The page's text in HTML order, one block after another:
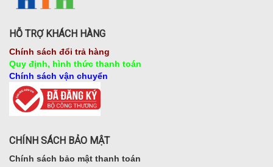
HỖ TRỢ KHÁCH HÀNG
Chính sách đổi trả hàng
Quy định, hình thức thanh toán
Chính sách vận chuyển
CHÍNH SÁCH BẢO MẬT
Chính sách bảo mật thanh toán